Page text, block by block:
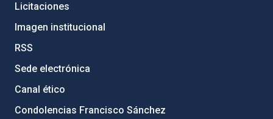
Licitaciones
Imagen institucional
RSS
Sede electrónica
Canal ético
Condolencias Francisco Sánchez